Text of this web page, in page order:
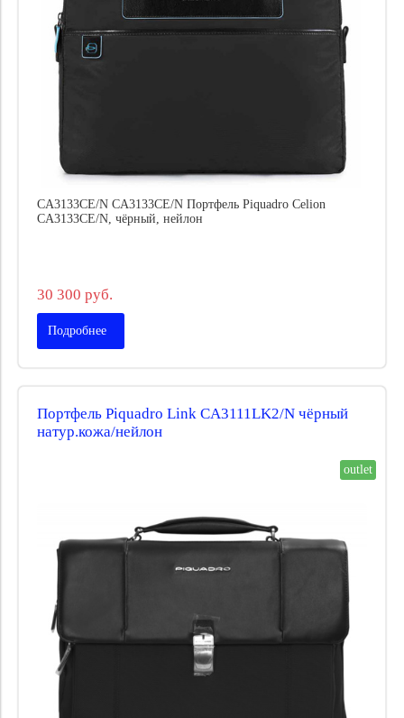
CA3133CE/N CA3133CE/N Портфель Piquadro Celion
CA3133CE/N, чёрный, нейлон
30 300 руб.
Подробнее
Портфель Piquadro Link CA3111LK2/N чёрный
натур.кожа/нейлон
outlet